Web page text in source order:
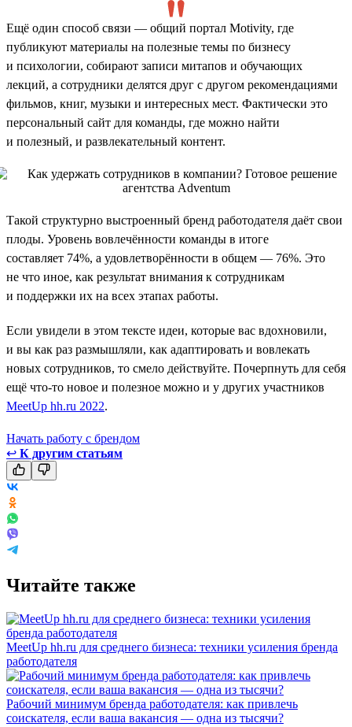
Ещё один способ связи — общий портал Motivity, где
публикуют материалы на полезные темы по бизнесу
и психологии, собирают записи митапов и обучающих
лекций, а сотрудники делятся друг с другом рекомендациями
фильмов, книг, музыки и интересных мест. Фактически это
персональный сайт для команды, где можно найти
и полезный, и развлекательный контент.
Такой структурно выстроенный бренд работодателя даёт свои
плоды. Уровень вовлечённости команды в итоге
составляет 74%, а удовлетворённости в общем — 76%. Это
не что иное, как результат внимания к сотрудникам
и поддержки их на всех этапах работы.
Если увидели в этом тексте идеи, которые вас вдохновили,
и вы как раз размышляли, как адаптировать и вовлекать
новых сотрудников, то смело действуйте. Почерпнуть для себя
ещё что-то новое и полезное можно и у других участников
MeetUp hh.ru 2022.
Начать работу с брендом
↩ К другим статьям
Читайте также
MeetUp hh.ru для среднего бизнеса: техники усиления бренда
работодателя
Рабочий минимум бренда работодателя: как привлечь
соискателя, если ваша вакансия — одна из тысячи?